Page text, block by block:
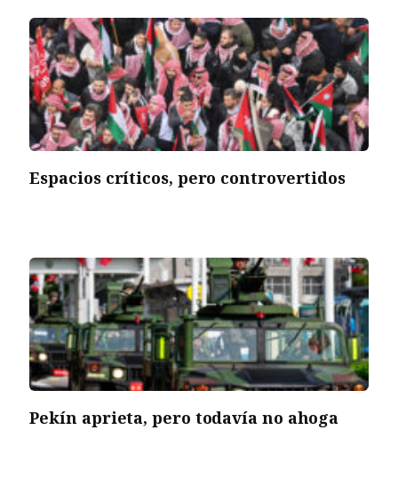
Espacios críticos, pero controvertidos
Pekín aprieta, pero todavía no ahoga